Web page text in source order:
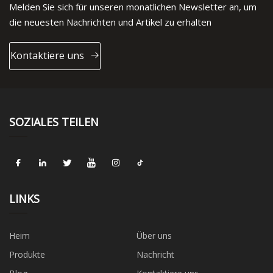
Melden Sie sich für unseren monatlichen Newsletter an, um
die neuesten Nachrichten und Artikel zu erhalten
Kontaktiere uns
SOZIALES TEILEN
LINKS
Heim
Über uns
Produkte
Nachricht